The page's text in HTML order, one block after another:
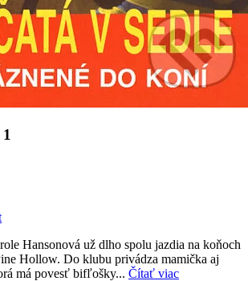
Hansonová už dlho spolu jazdia na koňoch
Hollow. Do klubu privádza mamička aj
má povesť bifľošky... Čítať viac